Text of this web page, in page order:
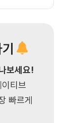
보세요!
티브
빠르게